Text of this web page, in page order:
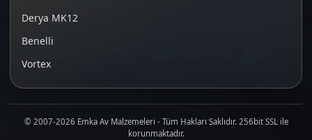
Derya MK12
Benelli
Vortex
© 2007-2026 Emka Av Malzemeleri - Tüm Hakları Saklıdır. 256bit SSL ile
korunmaktadır.